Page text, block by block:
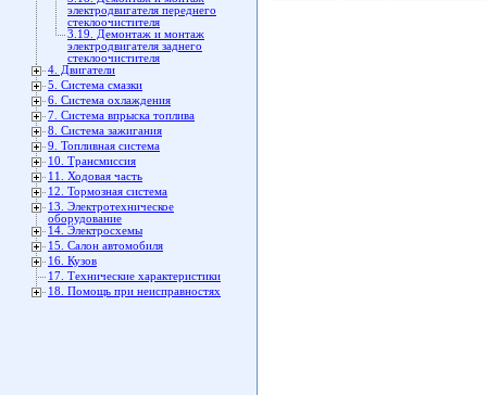
электродвигателя переднего
стеклоочистителя
3.19. Демонтаж и монтаж
электродвигателя заднего
стеклоочистителя
4. Двигатели
5. Система смазки
6. Система охлаждения
7. Система впрыска топлива
8. Система зажигания
9. Топливная система
10. Трансмиссия
11. Ходовая часть
12. Тормозная система
13. Электротехническое
оборудование
14. Электросхемы
15. Салон автомобиля
16. Кузов
17. Технические характеристики
18. Помощь при неисправностях